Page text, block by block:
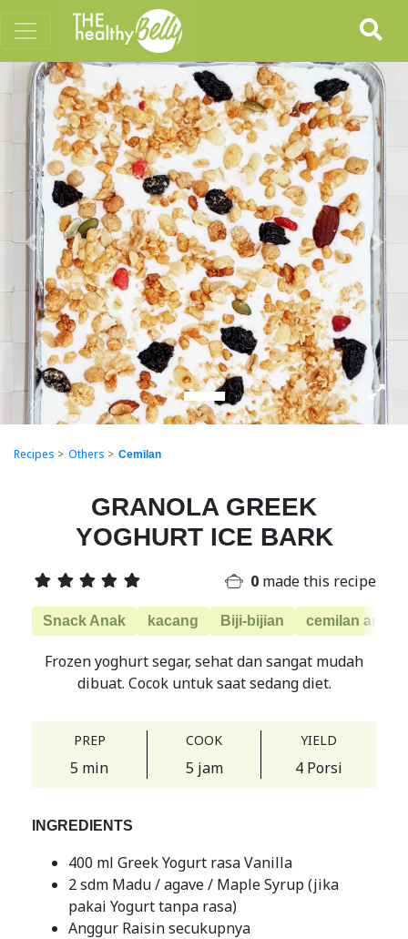
Previous Next
Recipes > Others > Cemilan
GRANOLA GREEK
YOGHURT ICE BARK
0 made this recipe
Snack Anak kacang Biji-bijian cemilan anti
Frozen yoghurt segar, sehat dan sangat mudah
dibuat. Cocok untuk saat sedang diet.
PREP
5 min
COOK
5 jam
YIELD
4 Porsi
INGREDIENTS
400 ml Greek Yogurt rasa Vanilla
2 sdm Madu / agave / Maple Syrup (jika
pakai Yogurt tanpa rasa)
Anggur Raisin secukupnya